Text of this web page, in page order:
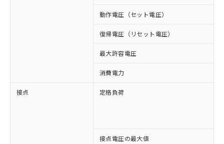
動作電圧（セット電圧）
復帰電圧（リセット電圧）
最大許容電圧
消費電力
接点 定格負荷
接点電圧の最大値